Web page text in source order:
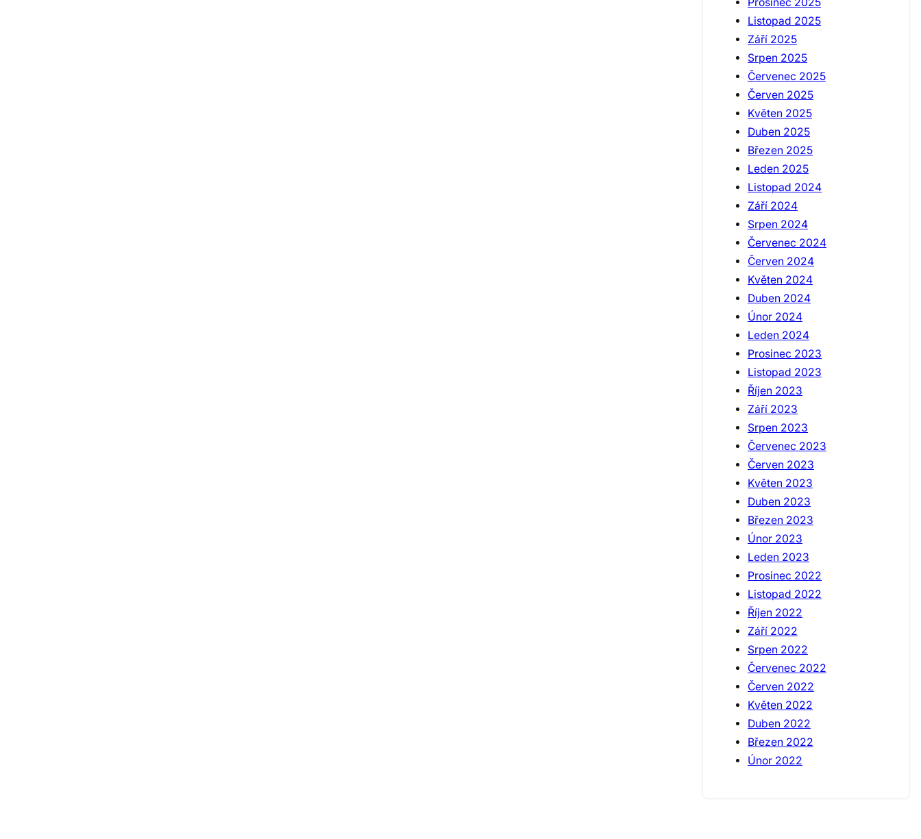
Listopad 2025
Září 2025
Srpen 2025
Červenec 2025
Červen 2025
Květen 2025
Duben 2025
Březen 2025
Leden 2025
Listopad 2024
Září 2024
Srpen 2024
Červenec 2024
Červen 2024
Květen 2024
Duben 2024
Únor 2024
Leden 2024
Prosinec 2023
Listopad 2023
Říjen 2023
Září 2023
Srpen 2023
Červenec 2023
Červen 2023
Květen 2023
Duben 2023
Březen 2023
Únor 2023
Leden 2023
Prosinec 2022
Listopad 2022
Říjen 2022
Září 2022
Srpen 2022
Červenec 2022
Červen 2022
Květen 2022
Duben 2022
Březen 2022
Únor 2022